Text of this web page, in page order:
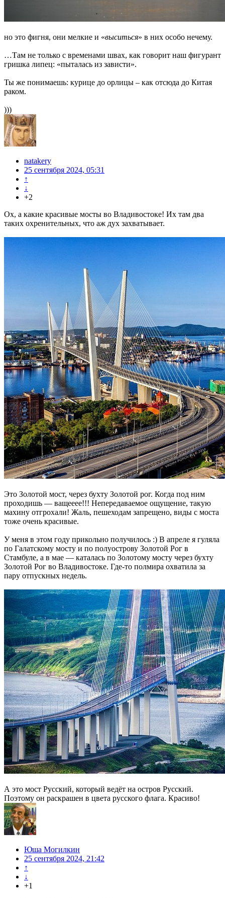
но это фигня, они мелкие и «выситься» в них особо нечему.
…Там не только с временами швах, как говорит наш фигурант
гришка липец: «пыталась из зависти».
Ты же понимаешь: курице до орлицы – как отсюда до Китая
раком.
)))
natakery
25 сентября 2024, 05:31
↑
↓
+2
Ох, а какие красивые мосты во Владивостоке! Их там два
таких охренительных, что аж дух захватывает.
Это Золотой мост, через бухту Золотой рог. Когда под ним
проходишь — ващееее!!! Непередаваемое ощущение, такую
махину отгрохали! Жаль, пешеходам запрещено, виды с моста
тоже очень красивые.
У меня в этом году прикольно получилось :) В апреле я гуляла
по Галатскому мосту и по полуострову Золотой Рог в
Стамбуле, а в мае — каталась по Золотому мосту через бухту
Золотой Рог во Владивостоке. Где-то полмира охватила за
пару отпускных недель.
А это мост Русский, который ведёт на остров Русский.
Поэтому он раскрашен в цвета русского флага. Красиво!
Юша Могилкин
25 сентября 2024, 21:42
↑
↓
+1